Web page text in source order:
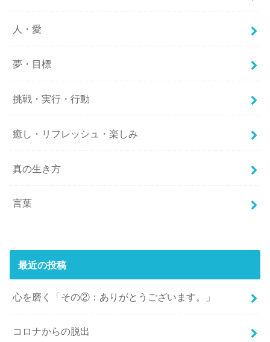
人・愛
夢・目標
挑戦・実行・行動
癒し・リフレッシュ・楽しみ
真の生き方
言葉
最近の投稿
心を磨く「その②：ありがとうございます。」
コロナからの脱出